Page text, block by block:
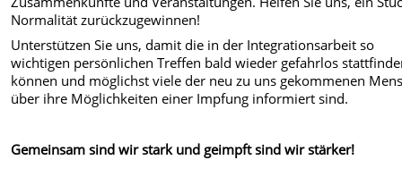
Normalität zurückzugewinnen!
Unterstützen Sie uns, damit die in der Integrationsarbeit so
wichtigen persönlichen Treffen bald wieder gefahrlos
können und möglichst viele der neu zu uns gekommenen
über ihre Möglichkeiten einer Impfung informiert sind.
Gemeinsam sind wir stark und geimpft sind wir stärker!